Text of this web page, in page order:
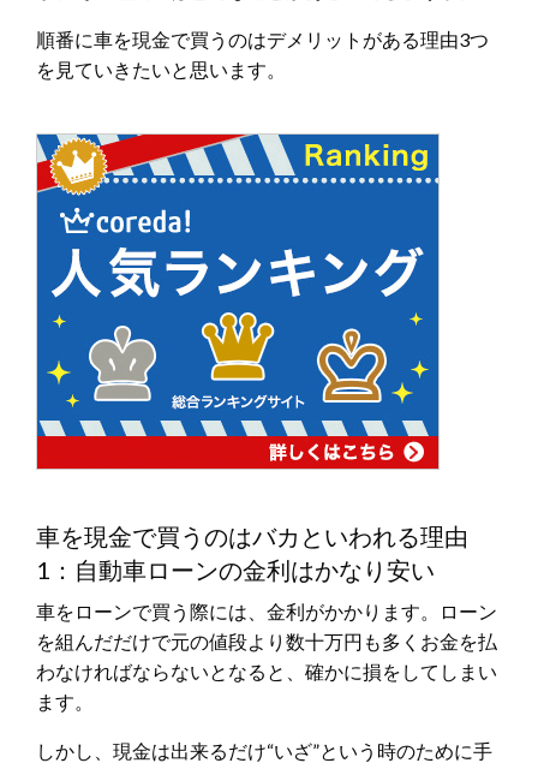
順番に車を現金で買うのはデメリットがある理由3つ
を見ていきたいと思います。
車を現金で買うのはバカといわれる理由
1：自動車ローンの金利はかなり安い
車をローンで買う際には、金利がかかります。ローン
を組んだだけで元の値段より数十万円も多くお金を払
わなければならないとなると、確かに損をしてしまい
ます。
しかし、現金は出来るだけ“いざ”という時のために手